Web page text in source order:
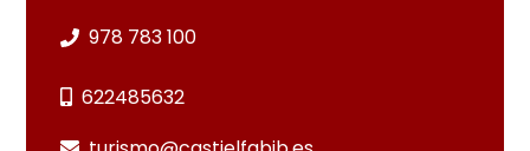
978 783 100
622485632